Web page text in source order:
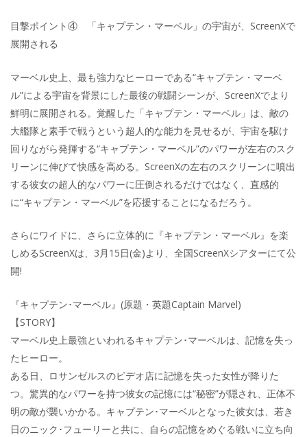
目撃ポイント④ 「キャプテン・マーベル」の宇宙が、ScreenXで
展開される
マーベル史上、最も強力なヒーローである“キャプテン・マーベ
ル”による宇宙を背景にした最後の戦闘シーンが、ScreenXでより
鮮明に展開される。覚醒した「キャプテン・マーベル」は、敵の
大艦隊と素手で戦うという超人的な能力を見せるが、宇宙を駆け
回りながら発揮する“キャプテン・マーベル”のパワーが左右のスク
リーンに伸びて快感を高める。ScreenXの左右のスクリーンに噴出
する彼女の超人的なパワーに圧倒されるだけではなく、直感的
に“キャプテン・マーベル”を応援することになるだろう。
さらにワイドに、さらに立体的に『キャプテン・マーベル』を楽
しめるScreenXは、3月15日(金)より、全国ScreenXシアターにて公
開!
『キャプテン･マーベル』(原題・英題Captain Marvel)
【STORY】
マーベル史上最強といわれるキャプテン･マーベルは、記憶を失っ
たヒーロー。
ある日、ロサンゼルスのビデオ店に記憶を失った女性が降りた
つ。驚異的なパワーを持つ彼女の記憶には“秘密”が隠され、正体不
明の敵が襲いかかる。キャプテン･マーベルとなった彼女は、若き
日のニック･フューリーと共に、自らの記憶をめぐる戦いに立ち向